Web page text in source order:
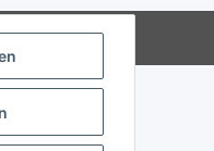
Powered byJTL-Shop